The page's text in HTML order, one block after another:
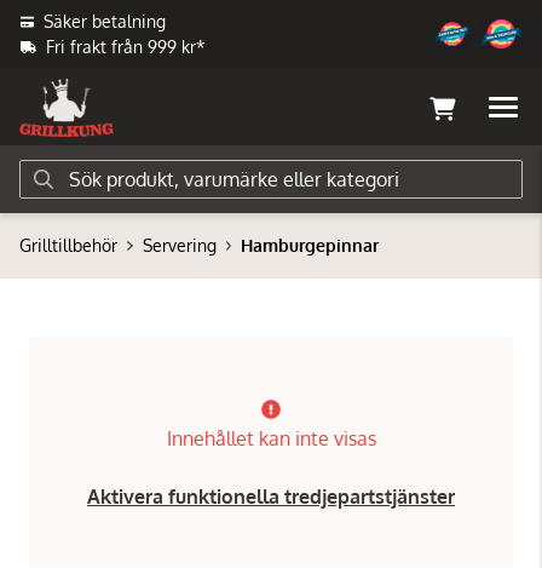
Säker betalning
Fri frakt från 999 kr*
Grilltillbehör Servering Hamburgepinnar
Innehållet kan inte visas
Aktivera funktionella tredjepartstjänster